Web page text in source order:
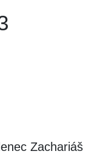
Zachariáš